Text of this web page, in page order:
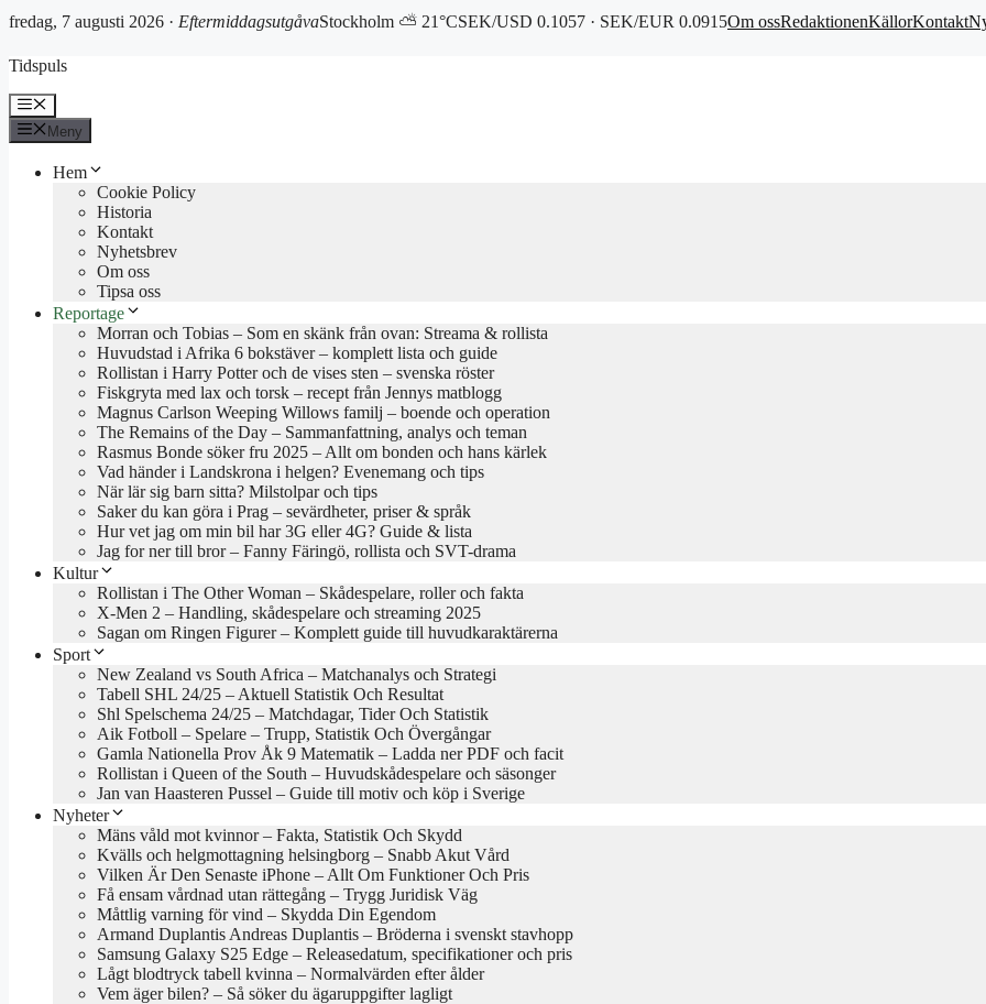
fredag, 7 augusti 2026 · EftermiddagsutgåvaStockholm ⛅ 21°CSEK/USD 0.1057 · SEK/EUR 0.0915Om ossRedaktionenKällorKontakt
till
Tidspuls
Meny
Meny
Hem
Cookie Policy
Historia
Kontakt
Nyhetsbrev
Om oss
Tipsa oss
Reportage
Morran och Tobias – Som en skänk från ovan: Streama & rollista
Huvudstad i Afrika 6 bokstäver – komplett lista och guide
Rollistan i Harry Potter och de vises sten – svenska röster
Fiskgryta med lax och torsk – recept från Jennys matblogg
Magnus Carlson Weeping Willows familj – boende och operation
The Remains of the Day – Sammanfattning, analys och teman
Rasmus Bonde söker fru 2025 – Allt om bonden och hans kärlek
Vad händer i Landskrona i helgen? Evenemang och tips
När lär sig barn sitta? Milstolpar och tips
Saker du kan göra i Prag – sevärdheter, priser & språk
Hur vet jag om min bil har 3G eller 4G? Guide & lista
Jag for ner till bror – Fanny Färingö, rollista och SVT-drama
Kultur
Rollistan i The Other Woman – Skådespelare, roller och fakta
X-Men 2 – Handling, skådespelare och streaming 2025
Sagan om Ringen Figurer – Komplett guide till huvudkaraktärerna
Sport
New Zealand vs South Africa – Matchanalys och Strategi
Tabell SHL 24/25 – Aktuell Statistik Och Resultat
Shl Spelschema 24/25 – Matchdagar, Tider Och Statistik
Aik Fotboll – Spelare – Trupp, Statistik Och Övergångar
Gamla Nationella Prov Åk 9 Matematik – Ladda ner PDF och facit
Rollistan i Queen of the South – Huvudskådespelare och säsonger
Jan van Haasteren Pussel – Guide till motiv och köp i Sverige
Nyheter
Mäns våld mot kvinnor – Fakta, Statistik Och Skydd
Kvälls och helgmottagning helsingborg – Snabb Akut Vård
Vilken Är Den Senaste iPhone – Allt Om Funktioner Och Pris
Få ensam vårdnad utan rättegång – Trygg Juridisk Väg
Måttlig varning för vind – Skydda Din Egendom
Armand Duplantis Andreas Duplantis – Bröderna i svenskt stavhopp
Samsung Galaxy S25 Edge – Releasedatum, specifikationer och pris
Lågt blodtryck tabell kvinna – Normalvärden efter ålder
Vem äger bilen? – Så söker du ägaruppgifter lagligt